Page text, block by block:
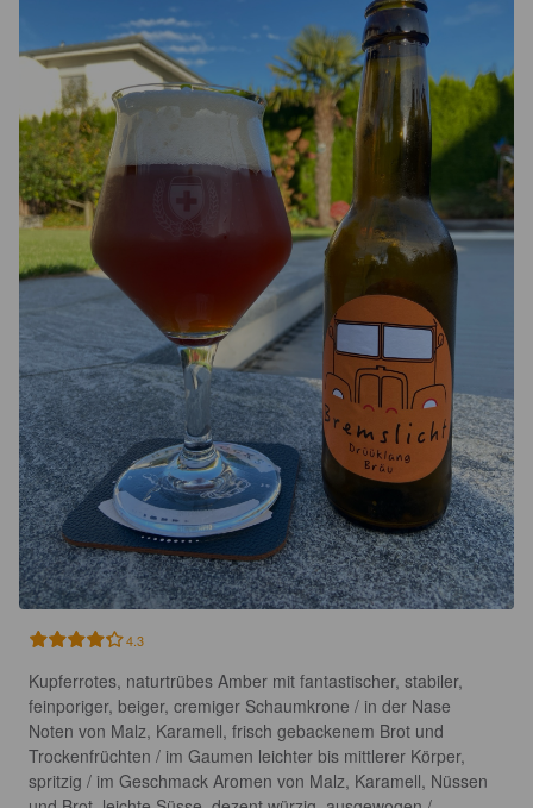
4.3
Kupferrotes, naturtrübes Amber mit fantastischer, stabiler,
feinporiger, beiger, cremiger Schaumkrone / in der Nase
Noten von Malz, Karamell, frisch gebackenem Brot und
Trockenfrüchten / im Gaumen leichter bis mittlerer Körper,
spritzig / im Geschmack Aromen von Malz, Karamell, Nüssen